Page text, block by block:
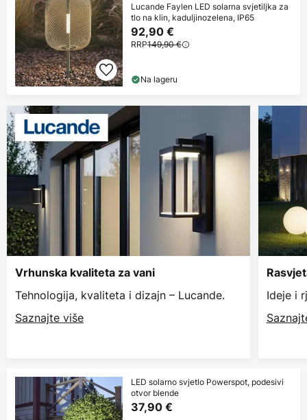
Lucande Faylen LED solarna svjetiljka za
tlo na klin, kaduljinozelena, IP65
92,90 €
RRP149,90 €
Na lageru
Vrhunska kvaliteta za vani
Tehnologija, kvaliteta i dizajn – Lucande.
Saznajte više
Ideje i
LED solarno svjetlo Powerspot, podesivi
otvor blende
37,90 €